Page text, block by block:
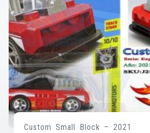
Custom Small Block – 2021